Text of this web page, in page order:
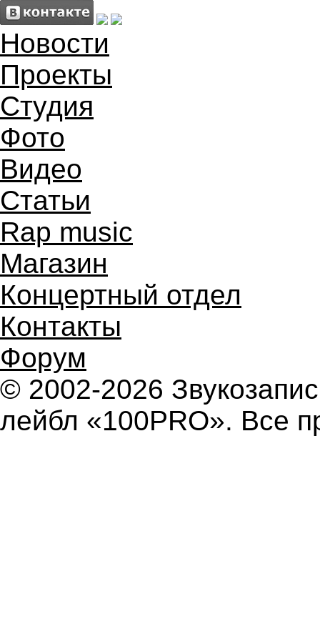
Новости
Проекты
Студия
Фото
Видео
Статьи
Rap music
Магазин
Концертный отдел
Контакты
Форум
© 2002-2026
лейбл «100PRO». Все